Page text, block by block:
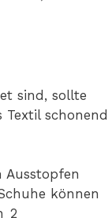
sind, sollte
schonend
können